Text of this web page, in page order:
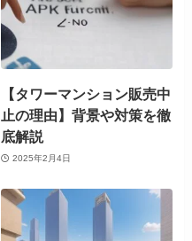
【タワーマンション販売中
止の理由】背景や対策を徹
底解説
2025年2月4日